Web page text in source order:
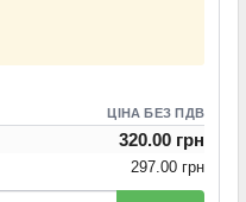
ЦІНА БЕЗ ПДВ
320.00 грн
297.00 грн